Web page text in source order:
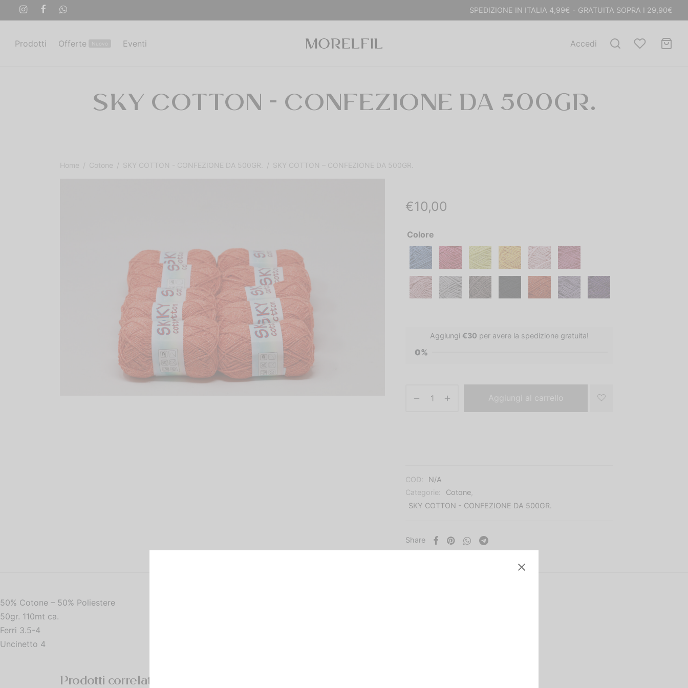
SPEDIZIONE IN ITALIA 4,99€ - GRATUITA SOPRA I 29,90€
Prodotti Offerte Eventi Accedi
SKY COTTON - CONFEZIONE DA 500GR.
Home / Cotone / SKY COTTON - CONFEZIONE DA 500GR. / SKY COTTON – CONFEZIONE DA 500GR.
€10,00
Colore
Aggiungi €30 per avere la spedizione gratuita!
0%
Aggiungi al carrello
COD:
N/A
Categorie:
Cotone
SKY COTTON - CONFEZIONE DA 500GR.
Share
50% Cotone – 50% Poliestere
50gr. 110mt ca.
Ferri 3.5-4
Uncinetto 4
Prodotti correlati